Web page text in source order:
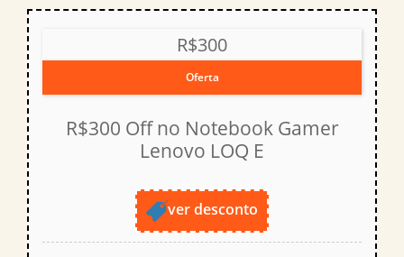
R$300
Oferta
R$300 Off no Notebook Gamer
Lenovo LOQ E
ver desconto